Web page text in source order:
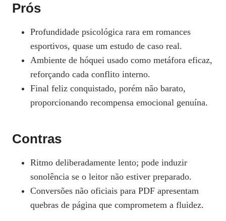
Prós
Profundidade psicológica rara em romances
esportivos, quase um estudo de caso real.
Ambiente de hóquei usado como metáfora eficaz,
reforçando cada conflito interno.
Final feliz conquistado, porém não barato,
proporcionando recompensa emocional genuína.
Contras
Ritmo deliberadamente lento; pode induzir
sonolência se o leitor não estiver preparado.
Conversões não oficiais para PDF apresentam
quebras de página que comprometem a fluidez.